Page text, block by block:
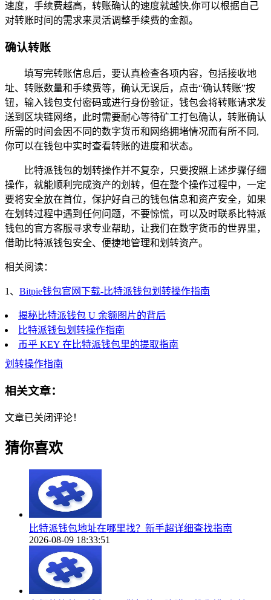
速度，手续费越高，转账确认的速度就越快,你可以根据自己
对转账时间的需求来灵活调整手续费的金额。
确认转账
填写完转账信息后，要认真检查各项内容，包括接收地
址、转账数量和手续费等，确认无误后，点击“确认转账”按
钮，输入钱包支付密码或进行身份验证，钱包会将转账请求发
送到区块链网络，此时需要耐心等待矿工打包确认，转账确认
所需的时间会因不同的数字货币和网络拥堵情况而有所不同,
你可以在钱包中实时查看转账的进度和状态。
比特派钱包的划转操作并不复杂，只要按照上述步骤仔细
操作，就能顺利完成资产的划转，但在整个操作过程中，一定
要将安全放在首位，保护好自己的钱包信息和资产安全，如果
在划转过程中遇到任何问题，不要惊慌，可以及时联系比特派
钱包的官方客服寻求专业帮助，让我们在数字货币的世界里，
借助比特派钱包安全、便捷地管理和划转资产。
相关阅读：
1、 Bitpie钱包官网下载-比特派钱包划转操作指南
揭秘比特派钱包 U 余额图片的背后
比特派钱包划转操作指南
币乎 KEY 在比特派钱包里的提取指南
划转操作指南
相关文章：
文章已关闭评论！
猜你喜欢
比特派钱包地址在哪里找？新手超详细查找指南
2026-08-09 18:33:51